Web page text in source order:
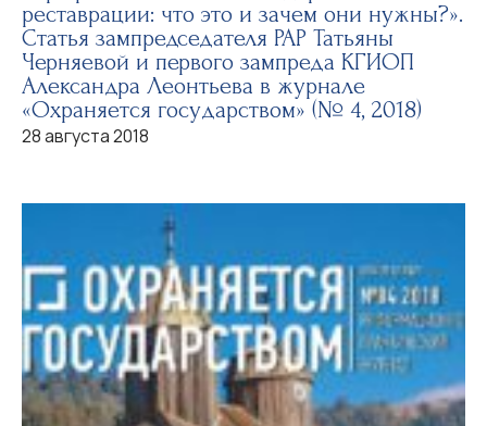
реставрации: что это и зачем они нужны?».
Статья зампредседателя РАР Татьяны
Черняевой и первого зампреда КГИОП
Александра Леонтьева в журнале
«Охраняется государством» (№ 4, 2018)
28 августа 2018